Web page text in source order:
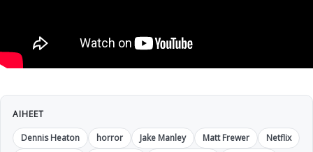
AIHEET
Dennis Heaton
horror Jake Manley Matt Frewer
Netflix